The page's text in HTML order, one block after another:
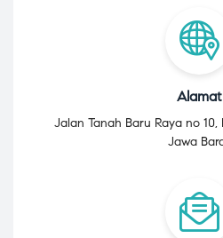
Alamat
Jalan Tanah Baru Raya no
Jawa